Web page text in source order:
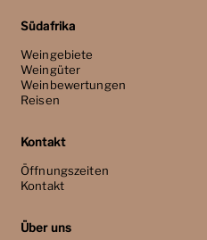
Südafrika
Weingebiete
Weingüter
Weinbewertungen
Reisen
Kontakt
Öffnungszeiten
Kontakt
Über uns